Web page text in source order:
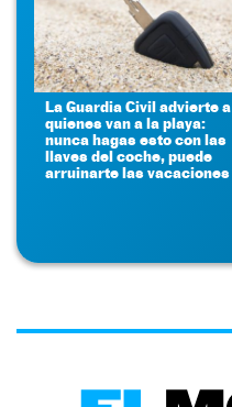
La Guardia Civil advierte a
quienes van a la playa:
nunca hagas esto con las
llaves del coche, puede
arruinarte las vacaciones